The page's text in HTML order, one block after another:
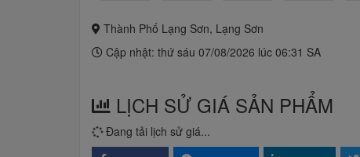
Thành Phố Lạng Sơn, Lạng Sơn
Cập nhật: thứ sáu 07/08/2026 lúc 06:31 SA
LỊCH SỬ GIÁ SẢN PHẨM
Đang tải lịch sử giá...